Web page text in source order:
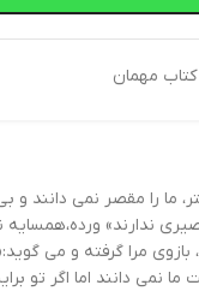
کتاب مهمان
ما را مقصر نمی دانند و
ندارند» ورده،همسایه
بازوی مرا گرفته و می
ما نمی دانند اما اگر تو